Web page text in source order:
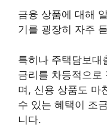
금융 상품에 대해
기를 굉장히 자주
특히나 주택담보대
금리를 차등적으로
며, 신용 상품도 마
수 있는 혜택이 조
니다.